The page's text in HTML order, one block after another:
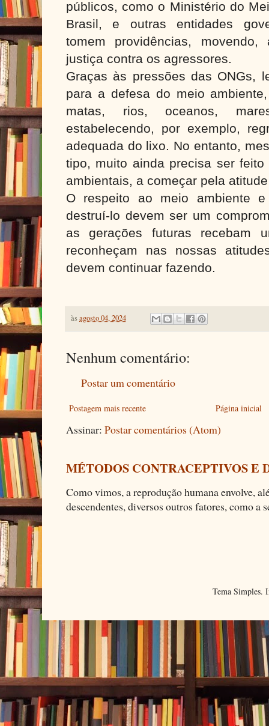
públicos, como o Ministério do
Brasil, e outras entidades
tomem providências,
justiça contra os agressores.
Graças às pressões das ONGs,
para a defesa do meio
matas, rios, oceanos,
estabelecendo, por exemplo,
adequada do lixo. No entanto,
tipo, muito ainda precisa ser
ambientais, a começar pela
O respeito ao meio ambiente
destruí-lo devem ser um
as gerações futuras recebam
reconheçam nas nossas
devem continuar fazendo.
àsagosto 04, 2024
Nenhum comentário:
Postar um comentário
Postagem mais recente Página inicial
Assinar: Postar comentários (Atom)
MÉTODOS CONTRACEPTIVOS E
Como vimos, a reprodução humana envolve,
descendentes, diversos outros fatores, como a
Tema Simples.